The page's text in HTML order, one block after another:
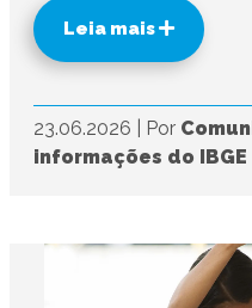
Leia mais
23.06.2026 Por
informações do IBGE